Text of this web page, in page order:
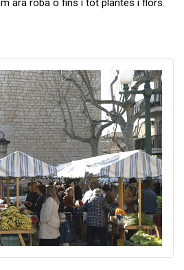
ara roba o fins i tot plantes i flors.